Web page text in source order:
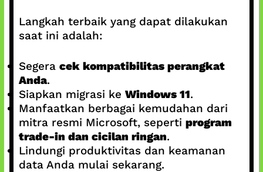
Langkah terbaik yang dapat dilakukan
saat ini adalah:
Segera cek kompatibilitas perangkat
Anda.
Siapkan migrasi ke Windows 11.
Manfaatkan berbagai kemudahan dari
mitra resmi Microsoft, seperti program
trade-in dan cicilan ringan.
Lindungi produktivitas dan keamanan
data Anda mulai sekarang.